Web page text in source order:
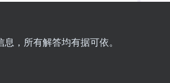
，所有解答均有据可依。